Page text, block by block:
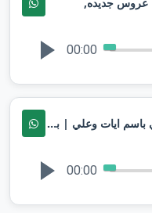
00:00
زفة عقد لولو طلي تعالى وقبلي باسم ايات وعلي | بصوت ملاك لطلب بدون حقوق
00:00